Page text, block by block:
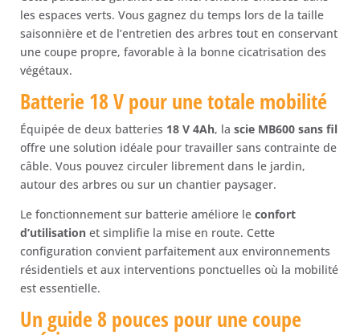
les espaces verts. Vous gagnez du temps lors de la taille
saisonnière et de l’entretien des arbres tout en conservant
une coupe propre, favorable à la bonne cicatrisation des
végétaux.
Batterie 18 V pour une totale mobilité
Équipée de deux batteries 18 V 4Ah, la scie MB600 sans fil
offre une solution idéale pour travailler sans contrainte de
câble. Vous pouvez circuler librement dans le jardin,
autour des arbres ou sur un chantier paysager.
Le fonctionnement sur batterie améliore le confort
d’utilisation et simplifie la mise en route. Cette
configuration convient parfaitement aux environnements
résidentiels et aux interventions ponctuelles où la mobilité
est essentielle.
Un guide 8 pouces pour une coupe